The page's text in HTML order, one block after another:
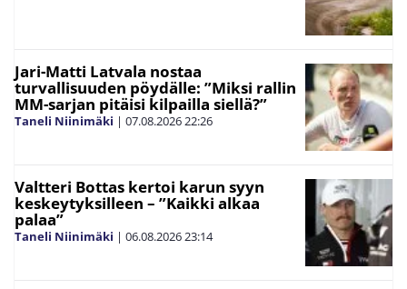
Jari-Matti Latvala nostaa
turvallisuuden pöydälle: ”Miksi rallin
MM-sarjan pitäisi kilpailla siellä?”
Taneli Niinimäki | 07.08.202622:26
Valtteri Bottas kertoi karun syyn
keskeytyksilleen – ”Kaikki alkaa
palaa”
Taneli Niinimäki | 06.08.202623:14